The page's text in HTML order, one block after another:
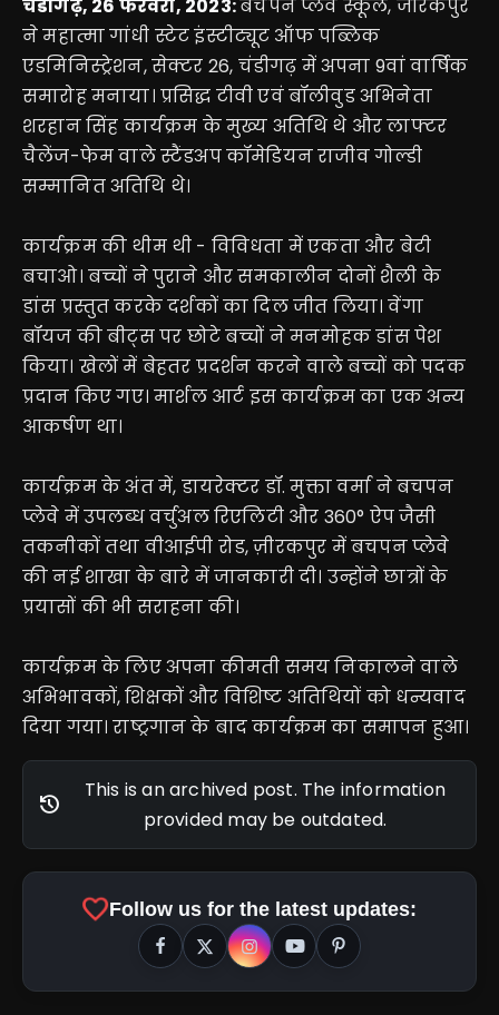
चंडीगढ़, 26 फरवरी, 2023:बचपन प्लेवे स्कूल, जीरकपुर
ने महात्मा गांधी स्टेट इंस्टीट्यूट ऑफ पब्लिक
एडमिनिस्ट्रेशन, सेक्टर 26, चंडीगढ़ में अपना 9वां वार्षिक
समारोह मनाया। प्रसिद्ध टीवी एवं बॉलीवुड अभिनेता
शरहान सिंह कार्यक्रम के मुख्य अतिथि थे और लाफ्टर
चैलेंज-फेम वाले स्टैंडअप कॉमेडियन राजीव गोल्डी
सम्मानित अतिथि थे।
कार्यक्रम की थीम थी - विविधता में एकता और बेटी
बचाओ। बच्चों ने पुराने और समकालीन दोनों शैली के
डांस प्रस्तुत करके दर्शकों का दिल जीत लिया। वेंगा
बॉयज की बीट्स पर छोटे बच्चों ने मनमोहक डांस पेश
किया। खेलों में बेहतर प्रदर्शन करने वाले बच्चों को पदक
प्रदान किए गए। मार्शल आर्ट इस कार्यक्रम का एक अन्य
आकर्षण था।
कार्यक्रम के अंत में, डायरेक्टर डॉ. मुक्ता वर्मा ने बचपन
प्लेवे में उपलब्ध वर्चुअल रिएलिटी और 360° ऐप जैसी
तकनीकों तथा वीआईपी रोड, ज़ीरकपुर में बचपन प्लेवे
की नई शाखा के बारे में जानकारी दी। उन्होंने छात्रों के
प्रयासों की भी सराहना की।
कार्यक्रम के लिए अपना कीमती समय निकालने वाले
अभिभावकों, शिक्षकों और विशिष्ट अतिथियों को धन्यवाद
दिया गया। राष्ट्रगान के बाद कार्यक्रम का समापन हुआ।
history
This is an archived post. The information
provided may be outdated.
favoriteFollow us for the latest updates: